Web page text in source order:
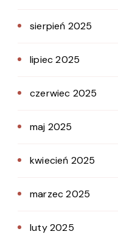
sierpień 2025
lipiec 2025
czerwiec 2025
maj 2025
kwiecień 2025
marzec 2025
luty 2025